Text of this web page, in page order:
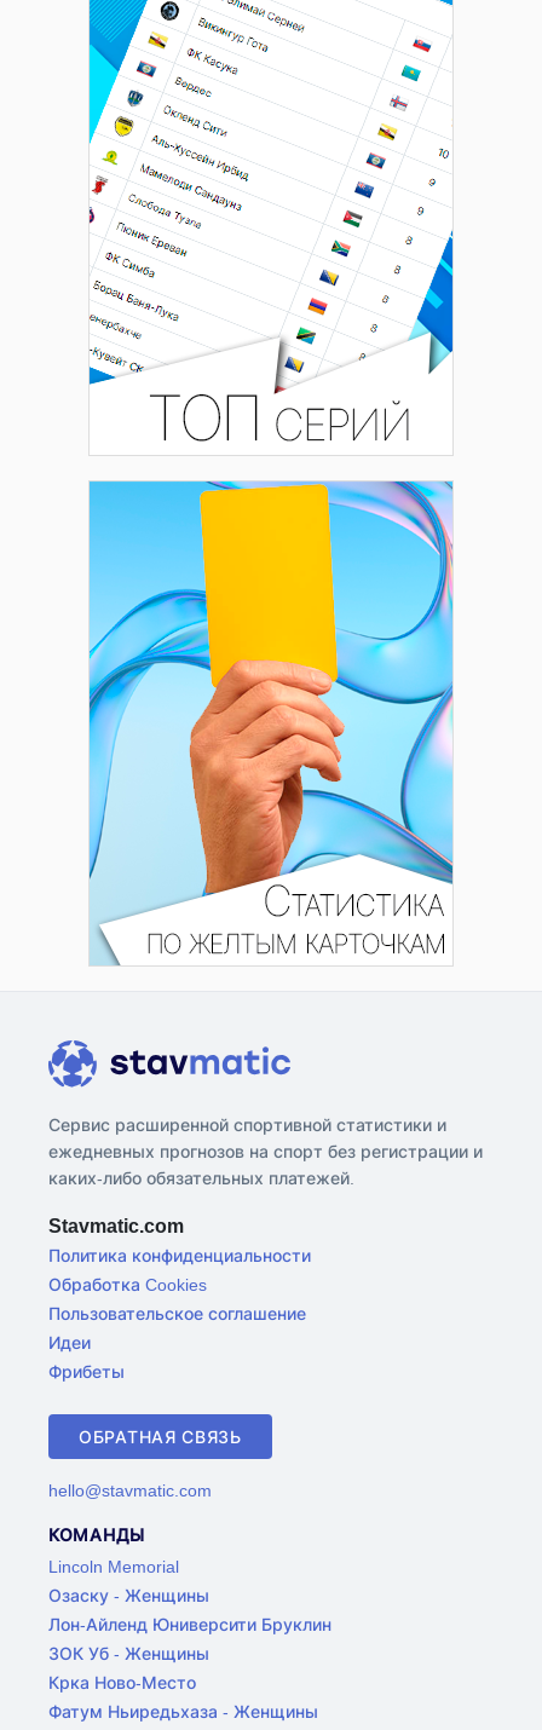
Сервис расширенной спортивной статистики и
ежедневных прогнозов на спорт без регистрации и
каких-либо обязательных платежей.
Stavmatic.com
Политика конфиденциальности
Обработка Cookies
Пользовательское соглашение
Идеи
Фрибеты
ОБРАТНАЯ СВЯЗЬ
hello@stavmatic.com
КОМАНДЫ
Lincoln Memorial
Озаску - Женщины
Лон-Айленд Юниверсити Бруклин
ЗОК Уб - Женщины
Крка Ново-Место
Фатум Ньиредьхаза - Женщины